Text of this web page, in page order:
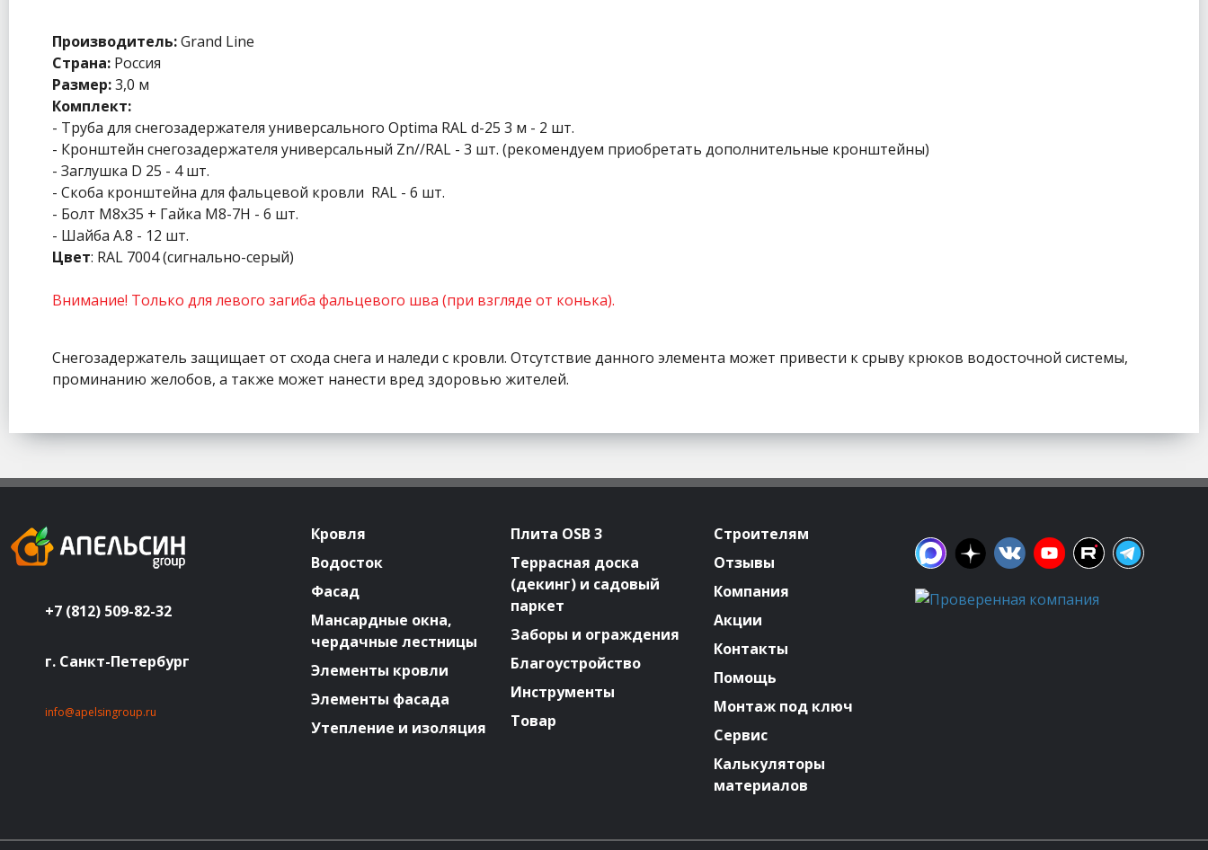
Производитель:Grand Line
Страна: Россия
Размер:3,0 м
Комплект:
- Труба для снегозадержателя универсального Optima RAL d-25 3 м - 2 шт.
- Кронштейн снегозадержателя универсальный Zn//RAL - 3 шт. (рекомендуем приобретать дополнительные кронштейны)
- Заглушка D 25 - 4 шт.
- Скоба кронштейна для фальцевой кровли RAL - 6 шт.
- Болт М8х35 + Гайка М8-7Н - 6 шт.
- Шайба А.8 - 12 шт.
Цвет: RAL 7004 (сигнально-серый)
Внимание! Только для левого загиба фальцевого шва (при взгляде от конька).
Снегозадержатель защищает от схода снега и наледи с кровли. Отсутствие данного элемента может привести к срыву крюков водосточной системы,
проминанию желобов, а также может нанести вред здоровью жителей.
+7 (812) 509-82-32
г. Санкт-Петербург
info@apelsingroup.ru
Кровля
Водосток
Фасад
Мансардные окна,
чердачные лестницы
Элементы кровли
Элементы фасада
Утепление и изоляция
Плита OSB 3
Террасная доска
(декинг) и садовый
паркет
Заборы и ограждения
Благоустройство
Инструменты
Товар
Строителям
Отзывы
Компания
Акции
Контакты
Помощь
Монтаж под ключ
Сервис
Калькуляторы
материалов